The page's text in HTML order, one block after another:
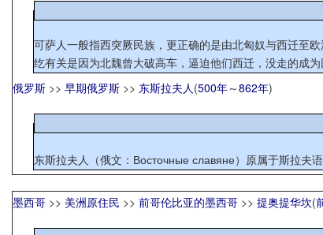
可萨人一般指西突厥民族，更正确的是由北匈奴与西迁至
纥有关是因为北魏曾大破高车，逼迫他们西迁，没走的成
俄罗斯 >> 早期俄罗斯 >> 东斯拉夫人(500年～862年)
东斯拉夫人（俄文：Восточные славяне）原属于斯拉夫
墨西哥 >> 美洲原住民 >> 前哥伦比亚的墨西哥 >> 提奥提华坎(